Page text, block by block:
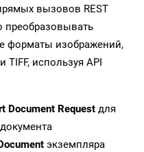
вызовов REST
преобразовывать
форматы изображений,
TIFF, используя API
Document Request для
экземпляра